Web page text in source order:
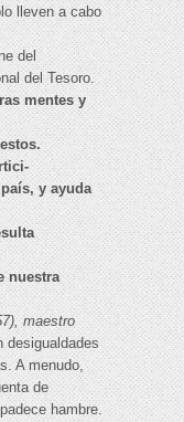
lleven a cabo
del
del Tesoro.
mentes y
y ayuda
nuestra
maestro
desigualdades
A menudo,
de
hambre.